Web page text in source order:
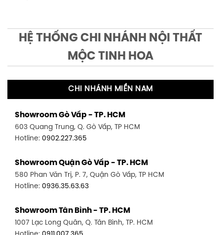
HỆ THỐNG CHI NHÁNH NỘI THẤT
MỘC TINH HOA
CHI NHÁNH MIỀN NAM
Showroom Gò Vấp - TP. HCM
603 Quang Trung, Q. Gò Vấp, TP HCM
Hotline: 0902.227.365
Showroom Quận Gò Vấp - TP. HCM
580 Phan Văn Trị, P. 7, Quận Gò Vấp, TP HCM
Hotline: 0936.35.63.63
Showroom Tân Bình - TP. HCM
1007 Lạc Long Quân, Q. Tân Bình, TP. HCM